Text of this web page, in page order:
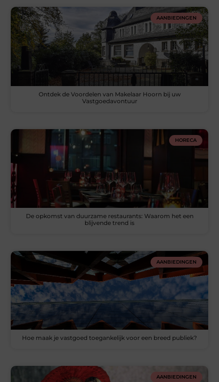
AANBIEDINGEN
Ontdek de Voordelen van Makelaar Hoorn bij uw
Vastgoedavontuur
HORECA
De opkomst van duurzame restaurants: Waarom het een
blijvende trend is
AANBIEDINGEN
Hoe maak je vastgoed toegankelijk voor een breed publiek?
AANBIEDINGEN